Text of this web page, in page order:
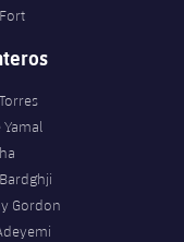
Gordon